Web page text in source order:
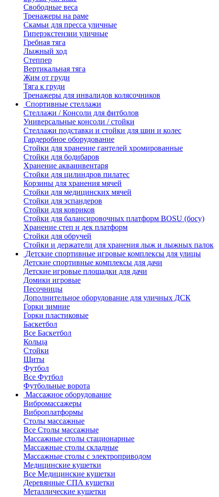
Свободные веса
Тренажеры на раме
Скамьи для пресса уличные
Гиперэкстензии уличные
Гребная тяга
Лыжный ход
Степпер
Вертикальная тяга
Жим от груди
Тяга к груди
Тренажеры для инвалидов колясочников
Спортивные стеллажи
Стеллажи / Консоли для фитболов
Универсальные консоли / стойки
Стеллажи подставки и стойки для шин и колес
Гардеробное оборудование
Стойки для хранение гантелей хромированные
Стойки для бодибаров
Хранение акваинвентаря
Стойки для цилиндров пилатес
Корзины для хранения мячей
Стойки для медицинских мячей
Стойки для эспандеров
Стойки для ковриков
Стойки для балансировочных платформ BOSU (босу)
Хранение степ и дек платформ
Стойки для обручей
Стойки и держатели для хранения лыж и лыжных палок
Детские спортивные игровые комплексы для улицы
Детские спортивные комплексы для дачи
Детские игровые площадки для дачи
Домики игровые
Песочницы
Дополнительное оборудование для уличных ДСК
Горки зимние
Горки пластиковые
Баскетбол
Все Баскетбол
Кольца
Стойки
Щиты
Футбол
Все Футбол
Футбольные ворота
Массажное оборудование
Вибромассажеры
Виброплатформы
Столы массажные
Все Столы массажные
Массажные столы стационарные
Массажные столы складные
Массажные столы с электроприводом
Медицинские кушетки
Все Медицинские кушетки
Деревянные СПА кушетки
Металлические кушетки